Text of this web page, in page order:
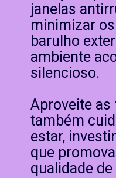
janelas
minimizar
barulho
ambiente
silencioso.
Aproveite as
também
estar,
que
qualidade de